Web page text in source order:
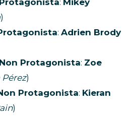
: Mikey
)
: Adrien Brody
Protagonista: Zoe
)
Protagonista: Kieran
)